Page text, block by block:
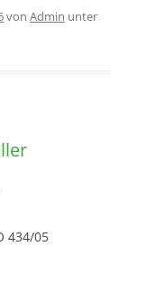
von Admin unter
434/05